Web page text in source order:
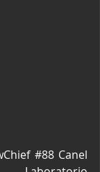
#88 Canel